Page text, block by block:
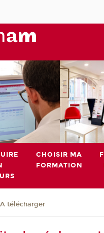
CHOISIR MA
FORMATION
A télécharger